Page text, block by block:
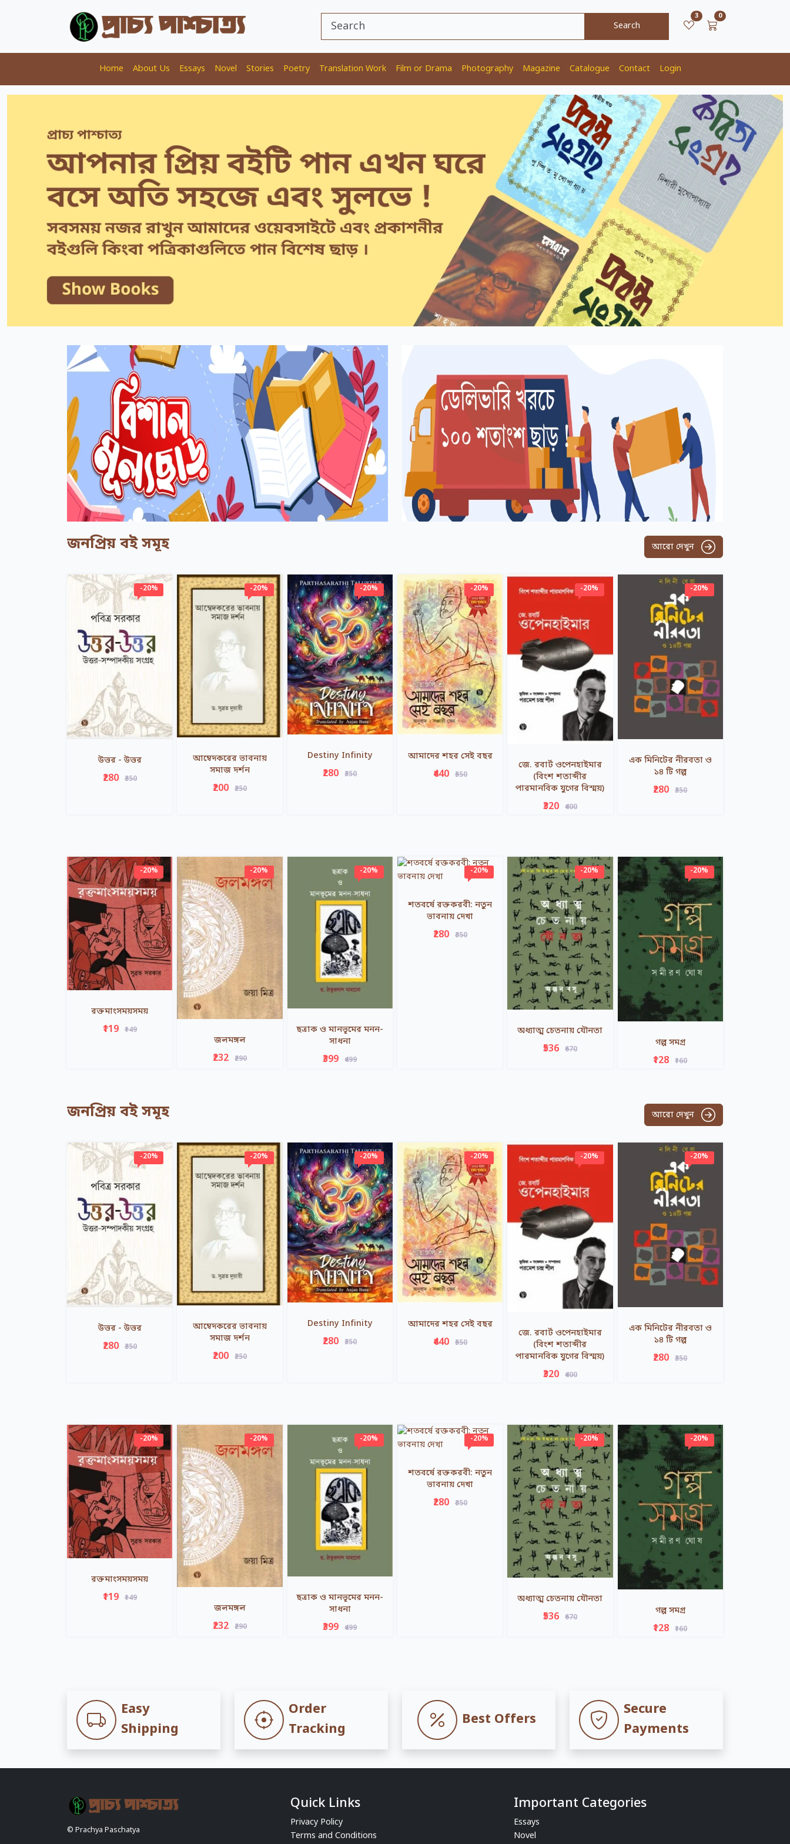
Search
3unread messages
0Cart Item Count
Home About Us Essays Novel Stories Poetry Translation Work Film or Drama Photography Magazine Catalogue Contact Login
জনপ্রিয় বই সমূহ আরো দেখুন
-20%
উত্তর - উত্তর
₹280 ₹350
-20%
আম্বেদকরের ভাবনায়
সমাজ দর্শন
₹200 ₹250
-20%
Destiny Infinity
₹280 ₹350
-20%
আমাদের শহর সেই বছর
₹440 ₹550
-20%
জে. রবার্ট ওপেনহাইমার
(বিংশ শতাব্দীর
পারমানবিক যুগের বিস্ময়)
₹320 ₹400
-20%
এক মিনিটের নীরবতা ও
১৪ টি গল্প
₹280 ₹350
-20%
রক্তমাংসময়সময়
₹119 ₹149
-20%
জলমঙ্গল
₹232 ₹290
-20%
ছত্রাক ও মানভূমের মনন-
সাধনা
₹399 ₹499
-20%
শতবর্ষে রক্তকরবী: নতুন
ভাবনায় দেখা
₹280 ₹350
-20%
অধ্যাত্ম চেতনায় যৌনতা
₹536 ₹670
-20%
গল্প সমগ্র
₹128 ₹160
জনপ্রিয় বই সমূহ আরো দেখুন
-20%
উত্তর - উত্তর
₹280 ₹350
-20%
আম্বেদকরের ভাবনায়
সমাজ দর্শন
₹200 ₹250
-20%
Destiny Infinity
₹280 ₹350
-20%
আমাদের শহর সেই বছর
₹440 ₹550
-20%
জে. রবার্ট ওপেনহাইমার
(বিংশ শতাব্দীর
পারমানবিক যুগের বিস্ময়)
₹320 ₹400
-20%
এক মিনিটের নীরবতা ও
১৪ টি গল্প
₹280 ₹350
-20%
রক্তমাংসময়সময়
₹119 ₹149
-20%
জলমঙ্গল
₹232 ₹290
-20%
ছত্রাক ও মানভূমের মনন-
সাধনা
₹399 ₹499
-20%
শতবর্ষে রক্তকরবী: নতুন
ভাবনায় দেখা
₹280 ₹350
-20%
অধ্যাত্ম চেতনায় যৌনতা
₹536 ₹670
-20%
গল্প সমগ্র
₹128 ₹160
Easy
Shipping
Order
Tracking
Best Offers
Secure
Payments
© Prachya Paschatya
Quick Links
Privacy Policy
Terms and Conditions
Important Categories
Essays
Novel